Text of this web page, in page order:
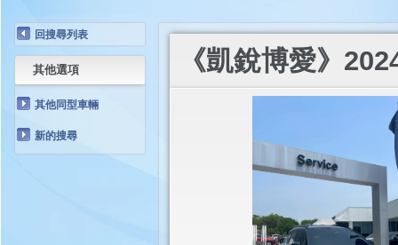
回搜尋列表
其他選項
其他同型車輛
新的搜尋
《凱銳博愛》